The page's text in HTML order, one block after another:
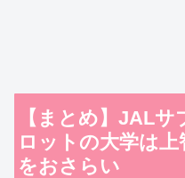
【まとめ】JAL
ロットの大学は
をおさらい